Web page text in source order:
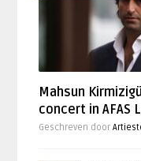
Mahsun
concert in AFAS
Geschreven door